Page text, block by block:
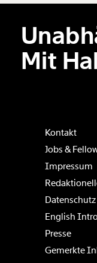
Mit
Kontakt
Jobs &
Impressum
Datenschutz
English
Presse
Gemerkte